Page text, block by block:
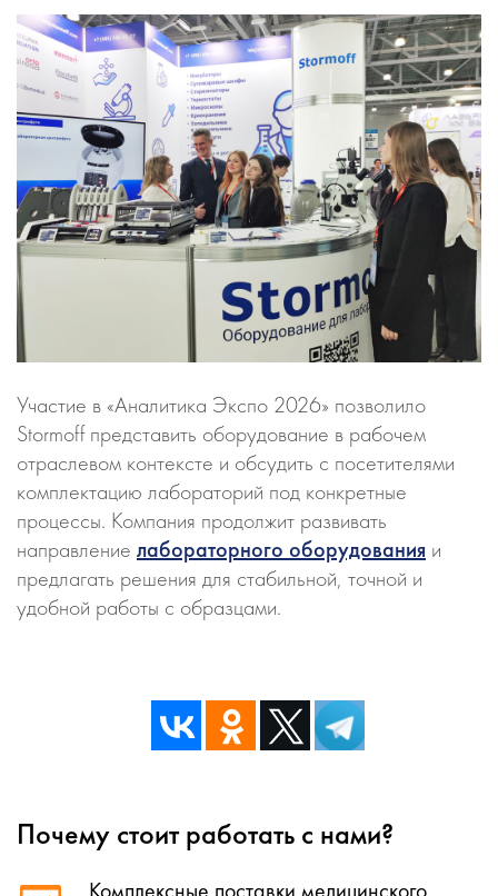
Участие в «Аналитика Экспо 2026» позволило
Stormoff представить оборудование в рабочем
отраслевом контексте и обсудить с посетителями
комплектацию лабораторий под конкретные
процессы. Компания продолжит развивать
направление лабораторного оборудования и
предлагать решения для стабильной, точной и
удобной работы с образцами.
Почему стоит работать с нами?